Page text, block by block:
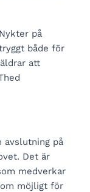
på
både för
att
avslutning på
Det är
medverkar
möjligt för